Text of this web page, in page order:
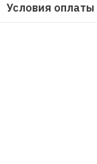
Условия оплаты